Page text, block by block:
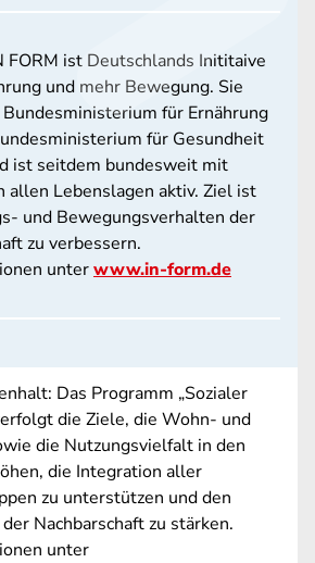
FORM ist Deutschlands Inititaive
und mehr Bewegung. Sie
für Ernährung
für Gesundheit
ist seitdem bundesweit mit
allen Lebenslagen aktiv. Ziel ist
und Bewegungsverhalten der
zu verbessern.
unterwww.in-form.de
Das Programm „Sozialer
die Ziele, die Wohn- und
die Nutzungsvielfalt in den
die Integration aller
zu unterstützen und den
Nachbarschaft zu stärken.
unter